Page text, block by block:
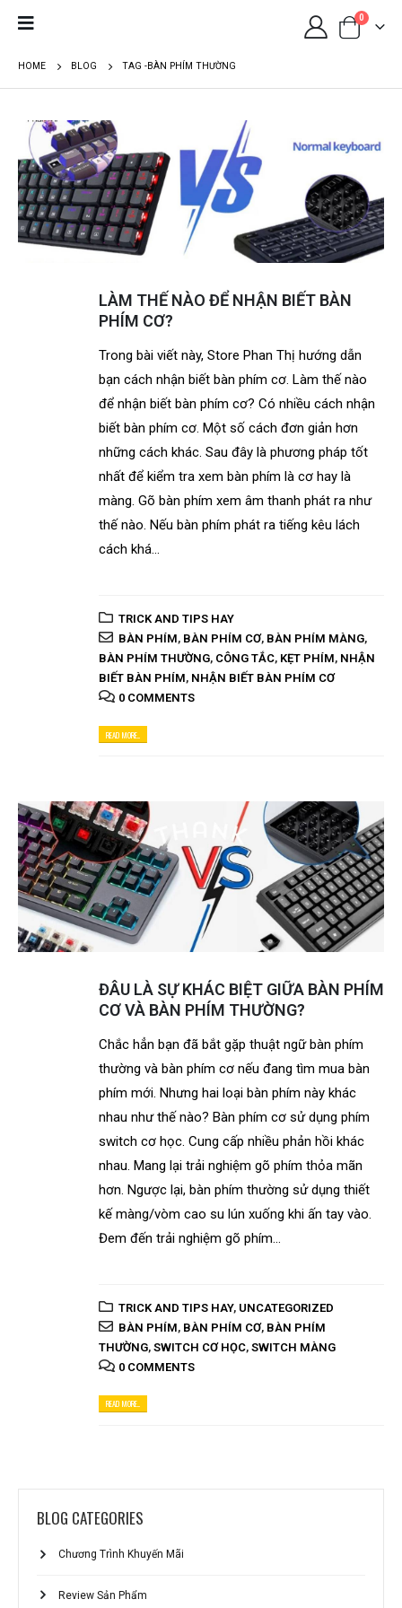
0
HOME BLOG TAG -BÀN PHÍM THƯỜNG
LÀM THẾ NÀO ĐỂ NHẬN BIẾT BÀN
PHÍM CƠ?
Trong bài viết này, Store Phan Thị hướng dẫn
bạn cách nhận biết bàn phím cơ. Làm thế nào
để nhận biết bàn phím cơ? Có nhiều cách nhận
biết bàn phím cơ. Một số cách đơn giản hơn
những cách khác. Sau đây là phương pháp tốt
nhất để kiểm tra xem bàn phím là cơ hay là
màng. Gõ bàn phím xem âm thanh phát ra như
thế nào. Nếu bàn phím phát ra tiếng kêu lách
cách khá...
TRICK AND TIPS HAY
BÀN PHÍM, BÀN PHÍM CƠ, BÀN PHÍM MÀNG,
BÀN PHÍM THƯỜNG, CÔNG TẮC, KẸT PHÍM, NHẬN
BIẾT BÀN PHÍM, NHẬN BIẾT BÀN PHÍM CƠ
0 COMMENTS
READ MORE...
ĐÂU LÀ SỰ KHÁC BIỆT GIỮA BÀN PHÍM
CƠ VÀ BÀN PHÍM THƯỜNG?
Chắc hẳn bạn đã bắt gặp thuật ngữ bàn phím
thường và bàn phím cơ nếu đang tìm mua bàn
phím mới. Nhưng hai loại bàn phím này khác
nhau như thế nào? Bàn phím cơ sử dụng phím
switch cơ học. Cung cấp nhiều phản hồi khác
nhau. Mang lại trải nghiệm gõ phím thỏa mãn
hơn. Ngược lại, bàn phím thường sử dụng thiết
kế màng/vòm cao su lún xuống khi ấn tay vào.
Đem đến trải nghiệm gõ phím...
TRICK AND TIPS HAY, UNCATEGORIZED
BÀN PHÍM, BÀN PHÍM CƠ, BÀN PHÍM
THƯỜNG, SWITCH CƠ HỌC, SWITCH MÀNG
0 COMMENTS
READ MORE...
BLOG CATEGORIES
Chương Trình Khuyến Mãi
Review Sản Phẩm